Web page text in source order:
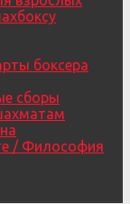
боксера
сборы
/ Философия